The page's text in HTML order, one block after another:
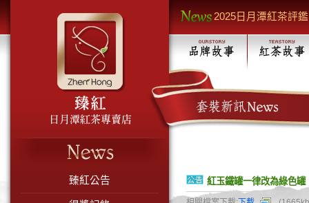
臻紅公告
2025日月潭紅茶評
賀!!114年日月潭紅
賀!!113年日月潭紅
2024夏茶．「新鮮
賀!!110年日月潭紅
賀!!111年日月潭紅
2025日月潭紅茶評
紅玉鐵罐一律改為綠色罐